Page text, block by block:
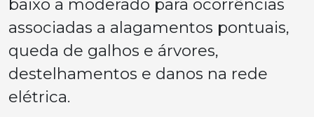
baixo a moderado para ocorrências
associadas a alagamentos pontuais,
queda de galhos e árvores,
destelhamentos e danos na rede
elétrica.